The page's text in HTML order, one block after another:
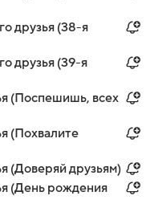
друзья (38-я
друзья (39-я
(Поспешишь, всех
(Похвалите
(Доверяй друзьям)
(День рождения